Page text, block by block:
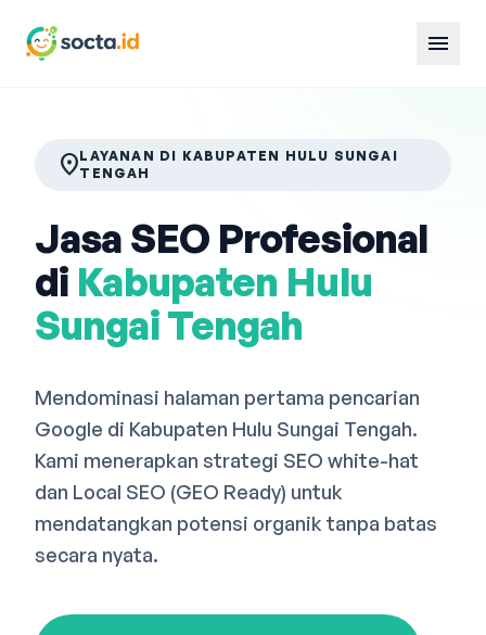
menu
location_onLAYANAN DI KABUPATEN HULU SUNGAI
TENGAH
Jasa SEO Profesional
di Kabupaten Hulu
Sungai Tengah
Mendominasi halaman pertama pencarian
Google di Kabupaten Hulu Sungai Tengah.
Kami menerapkan strategi SEO white-hat
dan Local SEO (GEO Ready) untuk
mendatangkan potensi organik tanpa batas
secara nyata.